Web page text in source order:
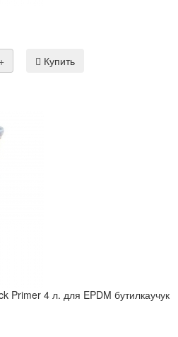
+
Купить
Primer 4 л. для EPDM бутилкаучук